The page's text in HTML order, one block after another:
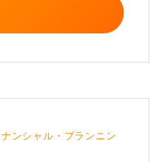
ンシャル・プランニン